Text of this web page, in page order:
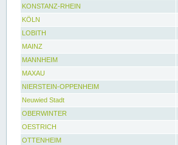
KONSTANZ-RHEIN
KÖLN
LOBITH
MAINZ
MANNHEIM
MAXAU
NIERSTEIN-OPPENHEIM
Neuwied Stadt
OBERWINTER
OESTRICH
OTTENHEIM